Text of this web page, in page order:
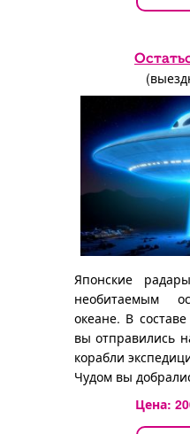
Японские
необитаемым
океане. В
вы отправились
корабли
Чудом вы
Цена: